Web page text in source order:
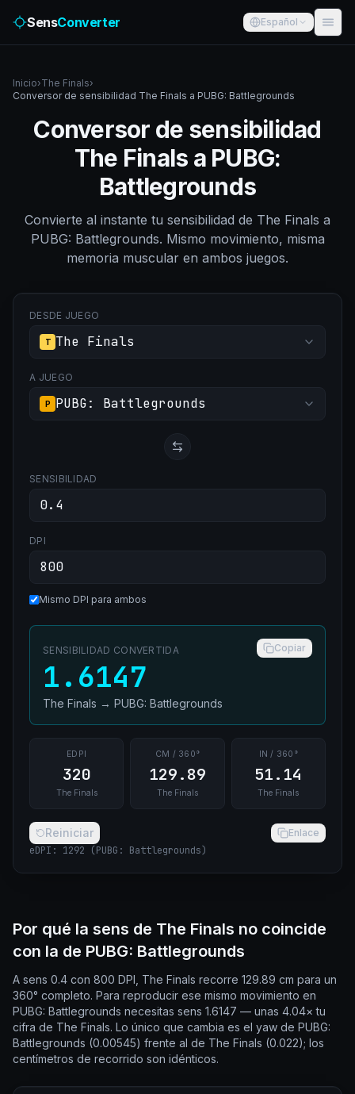
SensConverter Español
Inicio›The Finals›
Conversor de sensibilidad The Finals a PUBG: Battlegrounds
Conversor de sensibilidad
The Finals a PUBG:
Battlegrounds
Convierte al instante tu sensibilidad de The Finals a
PUBG: Battlegrounds. Mismo movimiento, misma
memoria muscular en ambos juegos.
DESDE JUEGO
T The Finals
A JUEGO
P PUBG: Battlegrounds
SENSIBILIDAD
DPI
Mismo DPI para ambos
SENSIBILIDAD CONVERTIDA Copiar
1.6147
The Finals → PUBG: Battlegrounds
EDPI
320
The Finals
CM / 360°
129.89
The Finals
IN / 360°
51.14
The Finals
Reiniciar Enlace
eDPI : 1292 (PUBG: Battlegrounds)
Por qué la sens de The Finals no coincide
con la de PUBG: Battlegrounds
A sens 0.4 con 800 DPI, The Finals recorre 129.89 cm para un
360° completo. Para reproducir ese mismo movimiento en
PUBG: Battlegrounds necesitas sens 1.6147 — unas 4.04× tu
cifra de The Finals. Lo único que cambia es el yaw de PUBG:
Battlegrounds (0.00545) frente al de The Finals (0.022); los
centímetros de recorrido son idénticos.